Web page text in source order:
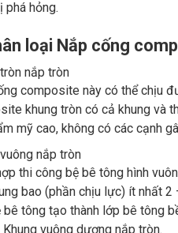
phá hỏng.
loại Nắp cống
nắp tròn
composite này có thể chịu
khung tròn có cả khung và
mỹ cao, không có các cạnh
nắp tròn
thi công bệ bê tông hình
bao (phần chịu lực) ít nhất
bê tông tạo thành lớp bê tông
vuông dương nắp tròn.